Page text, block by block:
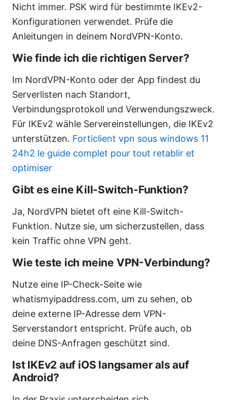
Nicht immer. PSK wird für bestimmte IKEv2-
Konfigurationen verwendet. Prüfe die
Anleitungen in deinem NordVPN-Konto.
Wie finde ich die richtigen Server?
Im NordVPN-Konto oder der App findest du
Serverlisten nach Standort,
Verbindungsprotokoll und Verwendungszweck.
Für IKEv2 wähle Servereinstellungen, die IKEv2
unterstützen. Forticlient vpn sous windows 11
24h2 le guide complet pour tout retablir et
optimiser
Gibt es eine Kill-Switch-Funktion?
Ja, NordVPN bietet oft eine Kill-Switch-
Funktion. Nutze sie, um sicherzustellen, dass
kein Traffic ohne VPN geht.
Wie teste ich meine VPN-Verbindung?
Nutze eine IP-Check-Seite wie
whatismyipaddress.com, um zu sehen, ob
deine externe IP-Adresse dem VPN-
Serverstandort entspricht. Prüfe auch, ob
deine DNS-Anfragen geschützt sind.
Ist IKEv2 auf iOS langsamer als auf
Android?